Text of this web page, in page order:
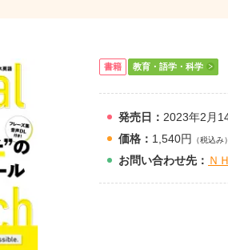
書籍 教育・語学・科学
発売日： 2023年2月
価格： 1,540円 （税込み）
お問い合わせ先： Ｎ